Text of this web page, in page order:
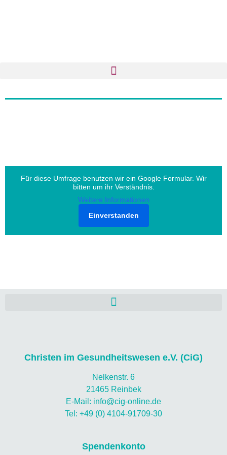
Für diese Umfrage benutzen wir ein Google Formular. Wir
bitten um ihr Verständnis.
Weitere Informationen
Einverstanden
Christen im Gesundheitswesen e.V. (CiG)
Nelkenstr. 6
21465 Reinbek
E-Mail: info@cig-online.de
Tel: +49 (0) 4104-91709-30
Spendenkonto